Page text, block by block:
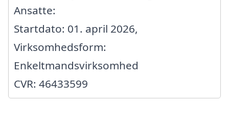
Ansatte:
Startdato: 01. april 2026,
Virksomhedsform:
Enkeltmandsvirksomhed
CVR: 46433599